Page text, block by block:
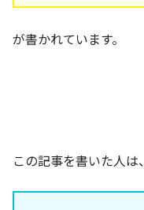
が書かれています。
この記事を書いた人は、